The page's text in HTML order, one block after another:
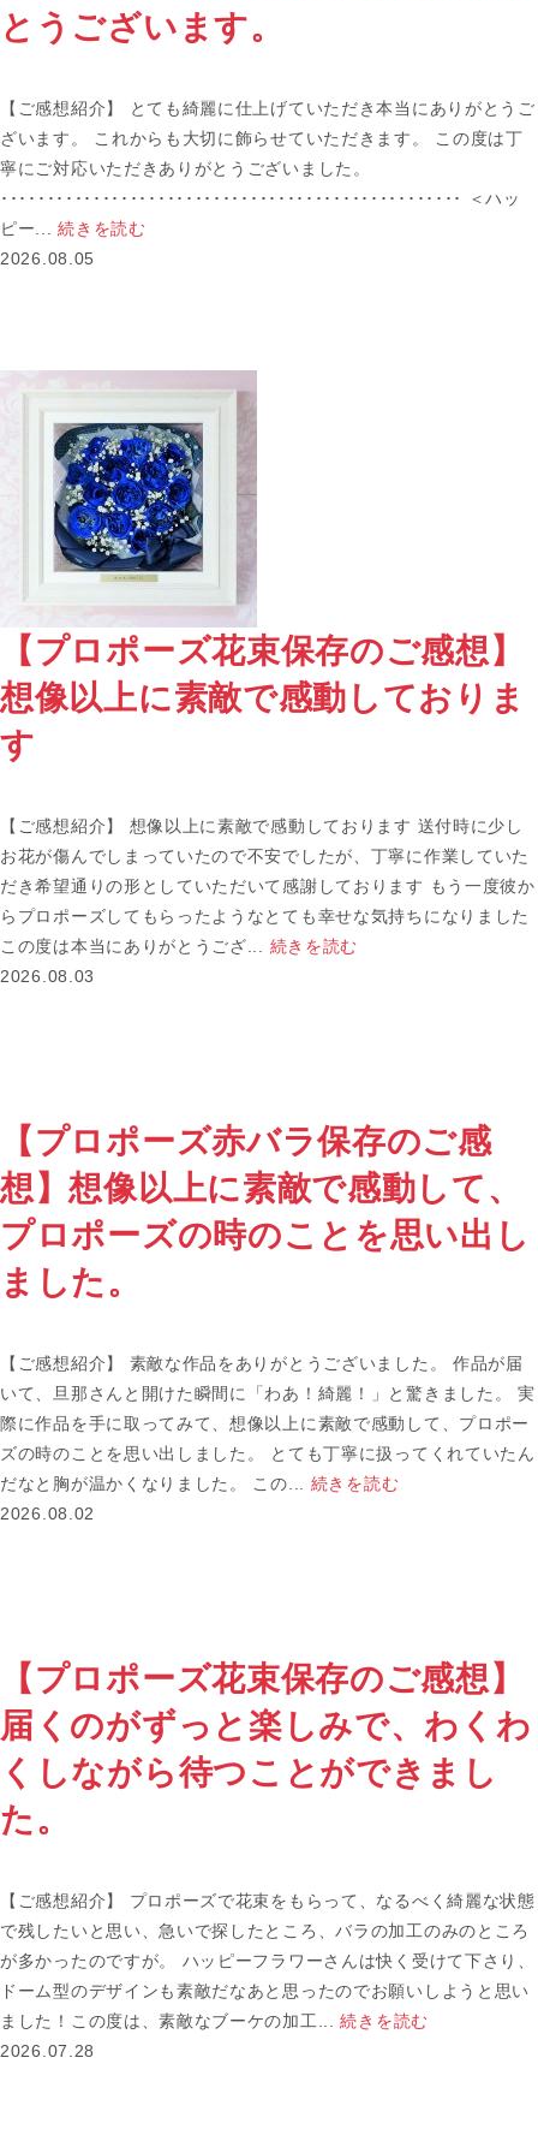
とうございます。
【ご感想紹介】 とても綺麗に仕上げていただき本当にありがとうご
ざいます。 これからも大切に飾らせていただきます。 この度は丁
寧にご対応いただきありがとうございました。
･･････････････････････････････････････････････････ ＜ハッ
ピー...続きを読む
2026.08.05
【プロポーズ花束保存のご感想】
想像以上に素敵で感動しておりま
す
【ご感想紹介】 想像以上に素敵で感動しております 送付時に少し
お花が傷んでしまっていたので不安でしたが、丁寧に作業していた
だき希望通りの形としていただいて感謝しております もう一度彼か
らプロポーズしてもらったようなとても幸せな気持ちになりました
この度は本当にありがとうござ... 続きを読む
2026.08.03
【プロポーズ赤バラ保存のご感
想】想像以上に素敵で感動して、
プロポーズの時のことを思い出し
ました。
【ご感想紹介】 素敵な作品をありがとうございました。 作品が届
いて、旦那さんと開けた瞬間に「わあ！綺麗！」と驚きました。 実
際に作品を手に取ってみて、想像以上に素敵で感動して、プロポー
ズの時のことを思い出しました。 とても丁寧に扱ってくれていたん
だなと胸が温かくなりました。 この... 続きを読む
2026.08.02
【プロポーズ花束保存のご感想】
届くのがずっと楽しみで、わくわ
くしながら待つことができまし
た。
【ご感想紹介】 プロポーズで花束をもらって、なるべく綺麗な状態
で残したいと思い、急いで探したところ、バラの加工のみのところ
が多かったのですが。 ハッピーフラワーさんは快く受けて下さり、
ドーム型のデザインも素敵だなあと思ったのでお願いしようと思い
ました！この度は、素敵なブーケの加工...続きを読む
2026.07.28